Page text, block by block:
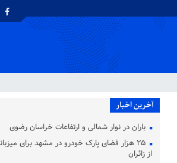
آخرین اخبار
باران در نوار شمالی و ارتفاعات خراسان رضوی
۲۵ هزار فضای پارک خودرو در مشهد برای
از زائران